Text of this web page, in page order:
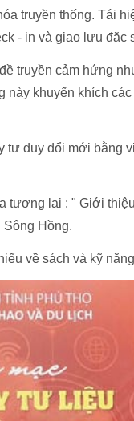
truyền thống. Tái
- in và giao lưu đặc
truyền cảm hứng
khuyến khích
duy đổi mới bằng
tương lai : " Giới
Hồng.
về sách và kỹ